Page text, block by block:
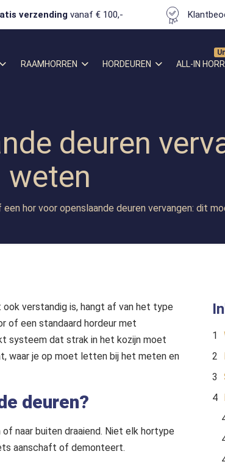
verzendingvanaf € 100,-
RAAMHORREN HORDEUREN ALL-IN
deuren
weten
een hor voor openslaande deuren vervangen: dit
verstandig is, hangt af van het type
of een standaard hordeur met
systeem dat strak in het kozijn moet
waar je op moet letten bij het meten en
deuren?
of naar buiten draaiend. Niet elk hortype
aanschaft of demonteert.